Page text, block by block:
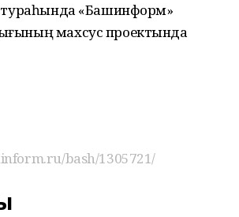
тураһында «Башинформ»
махсус проектында
bash/1305721/